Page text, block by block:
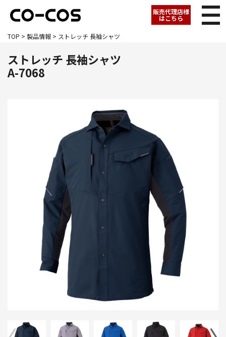
販売代理店様
はこちら
TOP > 製品情報 > ストレッチ 長袖シャツ
ストレッチ 長袖シャツ
A-7068